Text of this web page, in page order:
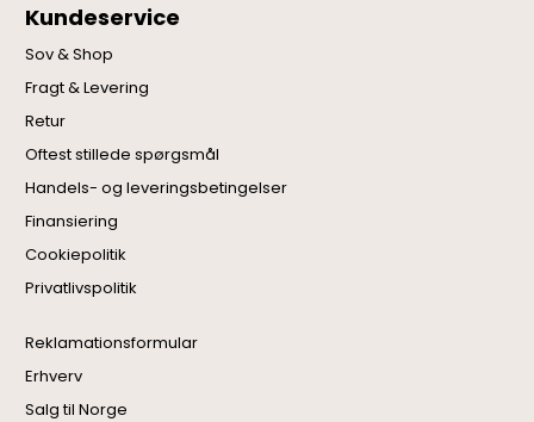
Kundeservice
Sov & Shop
Fragt & Levering
Retur
Oftest stillede spørgsmål
Handels- og leveringsbetingelser
Finansiering
Cookiepolitik
Privatlivspolitik
Reklamationsformular
Erhverv
Salg til Norge